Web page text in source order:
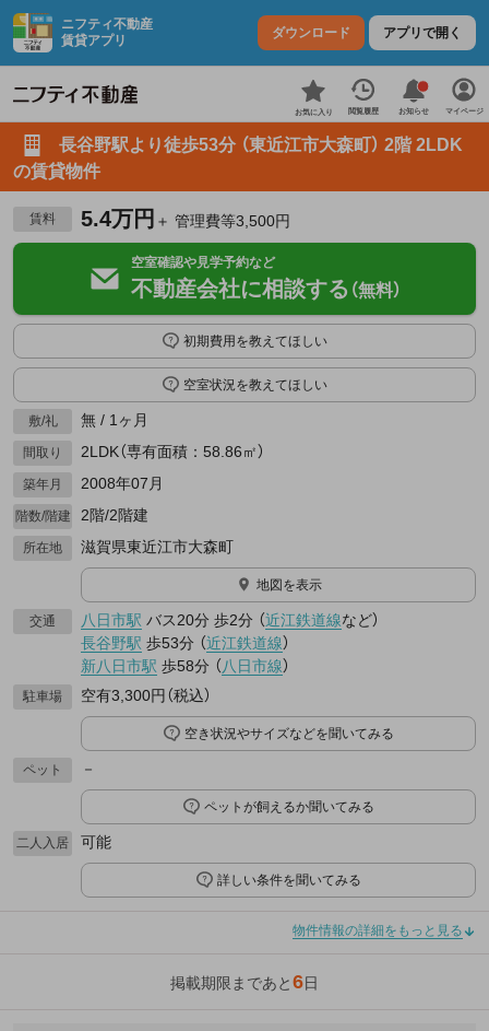
ニフティ不動産
賃貸アプリ
ダウンロード アプリで開く
お気に入り 閲覧履歴 お知らせ マイページ
長谷野駅より徒歩53分 （東近江市大森町） 2階 2LDK
の賃貸物件
賃料 5.4万円 ＋ 管理費等3,500円
空室確認や見学予約など
不動産会社に相談する （無料）
初期費用を教えてほしい
空室状況を教えてほしい
敷/礼 無 / 1ヶ月
間取り 2LDK（専有面積：58.86㎡）
築年月 2008年07月
階数/階建 2階/2階建
所在地 滋賀県東近江市大森町
地図を表示
交通 八日市駅 バス20分 歩2分 （近江鉄道線など）
長谷野駅 歩53分 （近江鉄道線）
新八日市駅 歩58分 （八日市線）
駐車場 空有3,300円（税込）
空き状況やサイズなどを聞いてみる
ペット －
ペットが飼えるか聞いてみる
二人入居 可能
詳しい条件を聞いてみる
物件情報の詳細をもっと見る
掲載期限まであと6日